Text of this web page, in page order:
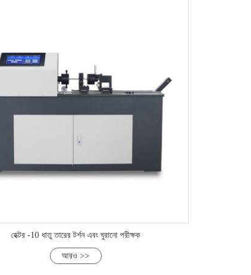
হেক্টর -10 ধাতু তারের টর্শন এবং ঘুরানো পরীক্ষক
আরও >>